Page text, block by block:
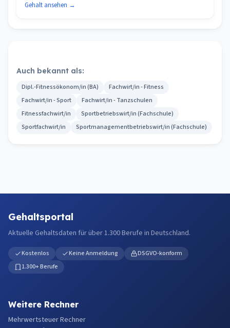
Gehalt ansehen →
Auch bekannt als:
Dipl.-Fitnessökonom/in (BA)
Fachwirt/in - Fitness
Fachwirt/in - Sport
Fachwirt/in - Tanzschulen
Fitnessfachwirt/in
Sportbetriebswirt/in (Fachschule)
Sportfachwirt/in
Sportmanagementbetriebswirt/in (Fachschule)
Gehaltsportal
Aktuelle Gehaltsdaten für über 1.300 Berufe in Deutschland.
Kostenlos Keine Anmeldung
DSGVO-konform
1.300+ Berufe
Weitere Rechner
Mehrwertsteuer Rechner